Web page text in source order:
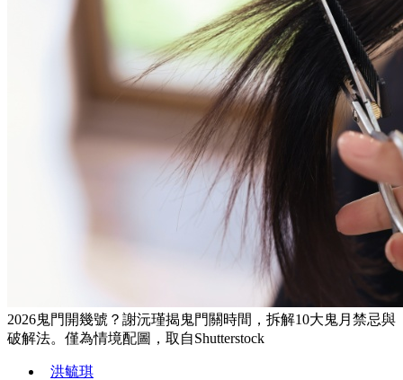
2026鬼門開幾號？謝沅瑾揭鬼門關時間，拆解10大鬼月禁忌與
破解法。僅為情境配圖，取自Shutterstock
洪毓琪